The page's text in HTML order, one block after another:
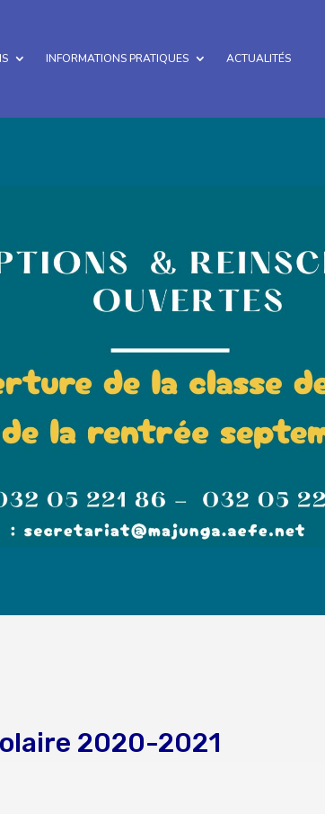
INFORMATIONS PRATIQUES ACTUALITÉS
l'A.E.F.E
2020-2021